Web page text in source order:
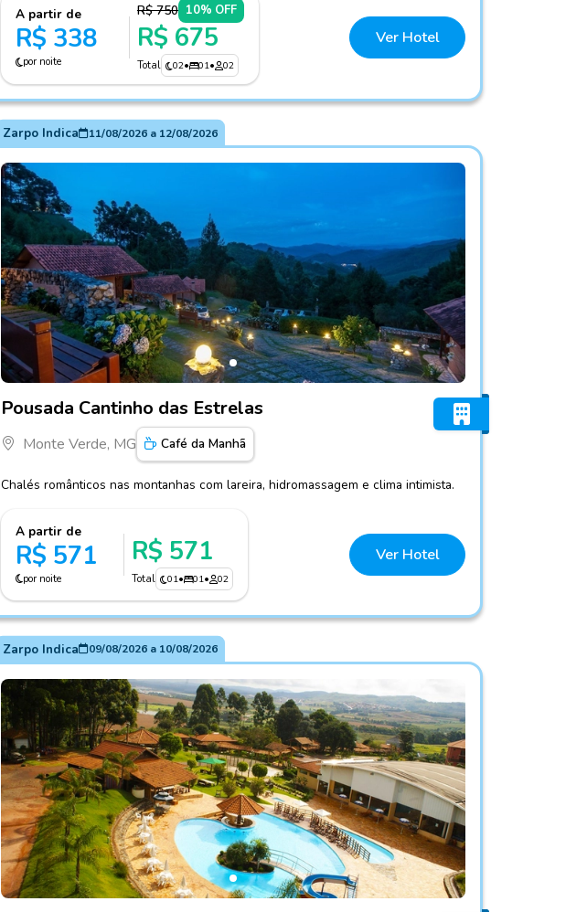
A partir de
R$ 338
por noite
R$ 750 10% OFF
R$ 675
Total 02• 01• 02
Ver Hotel
Zarpo Indica 11/08/2026a 12/08/2026
Pousada Cantinho das Estrelas
Monte Verde, MG Café da Manhã
Chalés românticos nas montanhas com lareira, hidromassagem e clima intimista.
A partir de
R$ 571
por noite
R$ 571
Total 01• 01• 02
Ver Hotel
Zarpo Indica 09/08/2026a 10/08/2026